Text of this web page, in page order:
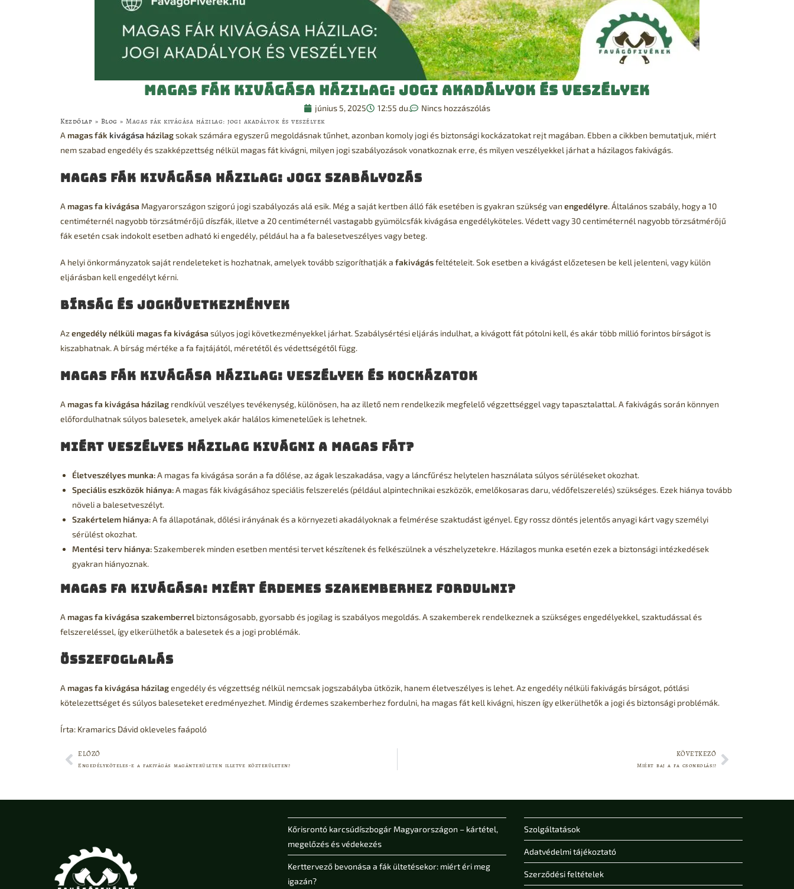
Magas fák kivágása házilag: jogi akadályok és veszélyek
június 5, 2025 12:55 du. Nincs hozzászólás
Kezdőlap » Blog » Magas fák kivágása házilag: jogi akadályok és veszélyek
A magas fák kivágása házilagsokak számára egyszerű megoldásnak tűnhet, azonban komoly jogi és biztonsági kockázatokat rejt magában. Ebben a cikkben bemutatjuk, miért
nem szabad engedély és szakképzettség nélkül magas fát kivágni, milyen jogi szabályozások vonatkoznak erre, és milyen veszélyekkel járhat a házilagos fakivágás.
Magas fák kivágása házilag: jogi szabályozás
A magas fa kivágása Magyarországon szigorú jogi szabályozás alá esik. Még a saját kertben álló fák esetében is gyakran szükség van engedélyre. Általános szabály, hogy a 10
centiméternél nagyobb törzsátmérőjű díszfák, illetve a 20 centiméternél vastagabb gyümölcsfák kivágása engedélyköteles. Védett vagy 30 centiméternél nagyobb törzsátmérőjű
fák esetén csak indokolt esetben adható ki engedély, például ha a fa balesetveszélyes vagy beteg.
A helyi önkormányzatok saját rendeleteket is hozhatnak, amelyek tovább szigoríthatják a fakivágásfeltételeit. Sok esetben a kivágást előzetesen be kell jelenteni, vagy külön
eljárásban kell engedélyt kérni.
Bírság és jogkövetkezmények
Azengedély nélküli magas fa kivágása súlyos jogi következményekkel járhat. Szabálysértési eljárás indulhat, a kivágott fát pótolni kell, és akár több millió forintos bírságot is
kiszabhatnak. A bírság mértéke a fa fajtájától, méretétől és védettségétől függ.
Magas fák kivágása házilag: veszélyek és kockázatok
A magas fa kivágása házilag rendkívül veszélyes tevékenység, különösen, ha az illető nem rendelkezik megfelelő végzettséggel vagy tapasztalattal. A fakivágás során könnyen
előfordulhatnak súlyos balesetek, amelyek akár halálos kimenetelűek is lehetnek.
Miért veszélyes házilag kivágni a magas fát?
Életveszélyes munka:A magas fa kivágása során a fa dőlése, az ágak leszakadása, vagy a láncfűrész helytelen használata súlyos sérüléseket okozhat.
Speciális eszközök hiánya:A magas fák kivágásához speciális felszerelés (például alpintechnikai eszközök, emelőkosaras daru, védőfelszerelés) szükséges. Ezek hiánya tovább
növeli a balesetveszélyt.
Szakértelem hiánya:A fa állapotának, dőlési irányának és a környezeti akadályoknak a felmérése szaktudást igényel. Egy rossz döntés jelentős anyagi kárt vagy személyi
sérülést okozhat.
Mentési terv hiánya:Szakemberek minden esetben mentési tervet készítenek és felkészülnek a vészhelyzetekre. Házilagos munka esetén ezek a biztonsági intézkedések
gyakran hiányoznak.
Magas fa kivágása: miért érdemes szakemberhez fordulni?
A magas fa kivágása szakemberrel biztonságosabb, gyorsabb és jogilag is szabályos megoldás. A szakemberek rendelkeznek a szükséges engedélyekkel, szaktudással és
felszereléssel, így elkerülhetők a balesetek és a jogi problémák.
Összefoglalás
A magas fa kivágása házilagengedély és végzettség nélkül nemcsak jogszabályba ütközik, hanem életveszélyes is lehet. Az engedély nélküli fakivágás bírságot, pótlási
kötelezettséget és súlyos baleseteket eredményezhet. Mindig érdemes szakemberhez fordulni, ha magas fát kell kivágni, hiszen így elkerülhetők a jogi és biztonsági problémák.
Írta: Kramarics Dávid okleveles faápoló
ELŐZŐ
Engedélyköteles-e a fakivágás magánterületen illetve közterületen?
KÖVETKEZŐ
Miért baj a fa csonkolás!?
Kőrisrontó karcsúdíszbogár Magyarországon – kártétel,
megelőzés és védekezés
Kerttervező bevonása a fák ültetésekor: miért éri meg
igazán?
Szolgáltatások
Adatvédelmi tájékoztató
Szerződési feltételek